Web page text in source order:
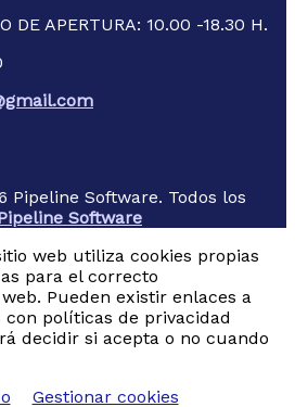
A POLONIA -CIRCUITO TRAS
PABLO II
A POLONIA DE 6 DIAS -EN
PENSION.SALIDAS
GUIA EN ESPAÑOL
garantizados 2026circuito
Poloniaviaje
POLONIAviajes organizados a
DE SAL DE
DE APERTURA: 10.00 -18.30 H.
Pipeline Software. Todos los
Software
web utiliza cookies propias
para el correcto
Pueden existir enlaces a
políticas de privacidad
decidir si acepta o no cuando
Gestionar cookies